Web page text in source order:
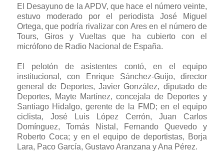
El Desayuno de la APDV, que hace el número veinte,
estuvo moderado por el periodista José Miguel
Ortega, que podría rivalizar con Ares en el número de
Tours, Giros y Vueltas que ha cubierto con el
micrófono de Radio Nacional de España.
El pelotón de asistentes contó, en el equipo
institucional, con Enrique Sánchez-Guijo, director
general de Deportes, Javier González, diputado de
Deportes, Mayte Martínez, concejala de Deportes y
Santiago Hidalgo, gerente de la FMD; en el equipo
ciclista, José Luis López Cerrón, Juan Carlos
Domínguez, Tomás Nistal, Fernando Quevedo y
Roberto Coca; y en el equipo de deportistas, Borja
Lara, Paco García, Gustavo Aranzana y Ana Pérez.